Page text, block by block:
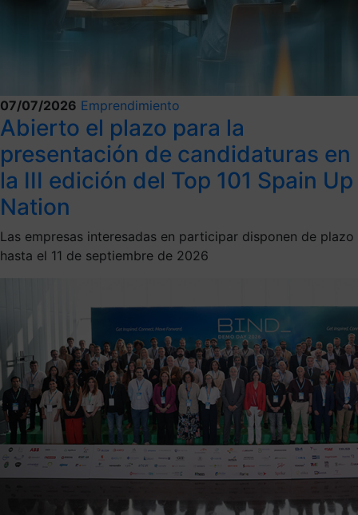
07/07/2026 Emprendimiento
Abierto el plazo para la
presentación de candidaturas en
la III edición del Top 101 Spain Up
Nation
Las empresas interesadas en participar disponen de plazo
hasta el 11 de septiembre de 2026